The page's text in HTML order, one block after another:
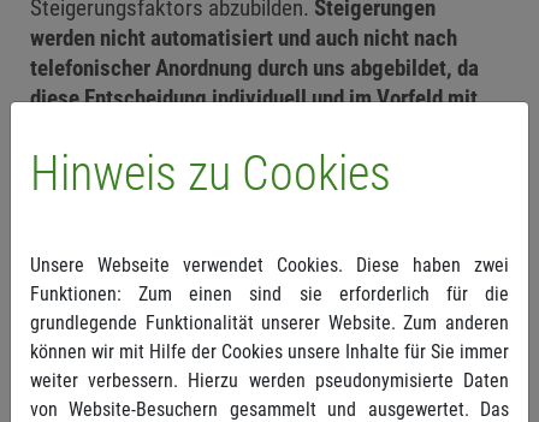
Steigerungsfaktors abzubilden. Steigerungen
werden nicht automatisiert und auch nicht nach
telefonischer Anordnung durch uns abgebildet, da
diese Entscheidung individuell und im Vorfeld mit
und an uns übermittelt werden muss.
Die Faktorsteigerung muss in der Rechnung
individuell und patientenbezogen begründet werden
(§ 12 Abs. 3 GOÄ)
Beispiel: Erhöhter Aufwand durch hohe
Schutzmaßnahmen oder erhöhter Umstand und
Hinweis zu Cookies
Unsere Webseite verwendet Cookies. Diese haben zwei
Funktionen: Zum einen sind sie erforderlich für die
grundlegende Funktionalität unserer Website. Zum anderen
können wir mit Hilfe der Cookies unsere Inhalte für Sie immer
weiter verbessern. Hierzu werden pseudonymisierte Daten
von Website-Besuchern gesammelt und ausgewertet. Das